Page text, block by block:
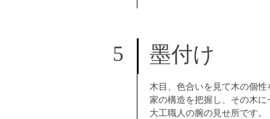
墨付け
木目、色合いを見て木の個
家の構造を把握し、その木
大工職人の腕の見せ所です。
5